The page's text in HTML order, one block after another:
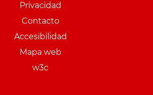
Privacidad
Contacto
Accesibilidad
Mapa web
w3c